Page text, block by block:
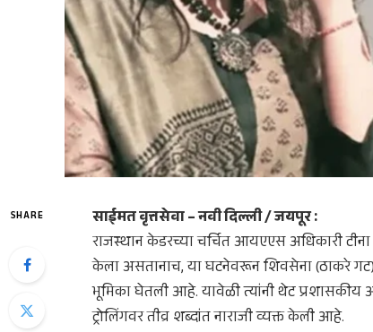
SHARE
साईमत वृत्तसेवा – नवी दिल्ली / जयपूर :
राजस्थान केडरच्या चर्चित आयएएस अधिकारी टीना
केला असतानाच, या घटनेवरून शिवसेना (ठाकरे गट)
भूमिका घेतली आहे. यावेळी त्यांनी थेट प्रशासकीय
ट्रोलिंगवर तीव्र शब्दांत नाराजी व्यक्त केली आहे.